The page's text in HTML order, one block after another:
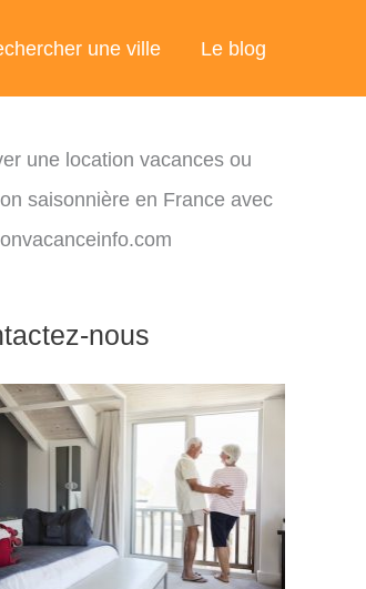
une ville Le blog
une location vacances ou
saisonnière en France avec
nous